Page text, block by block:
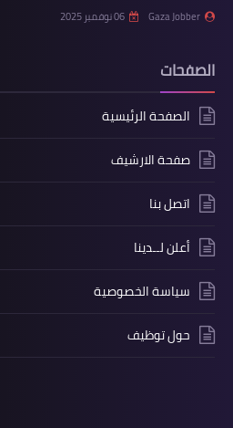
Gaza Jobber 06 نوفمبر 2025
الصفحات
الصفحة الرئيسية
صفحة الارشيف
اتصل بنا
أعلن لــدينا
سياسة الخصوصية
حول توظيف